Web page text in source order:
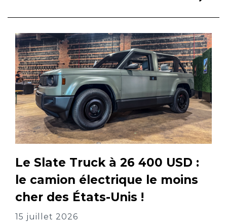
Le Slate Truck à 26 400 USD :
le camion électrique le moins
cher des États-Unis !
15 juillet 2026